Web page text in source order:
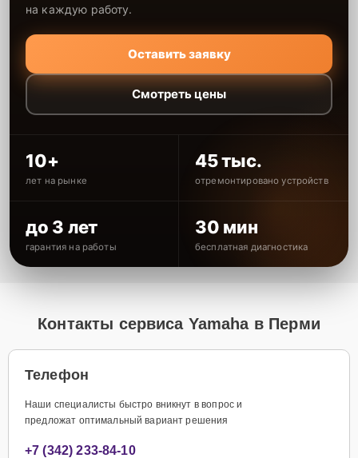
на каждую работу.
Оставить заявку
Смотреть цены
10+
лет на рынке
45 тыс.
отремонтировано устройств
до 3 лет
гарантия на работы
30 мин
бесплатная диагностика
Контакты сервиса Yamaha в Перми
Телефон
Наши специалисты быстро вникнут в вопрос и
предложат оптимальный вариант решения
+7 (342) 233-84-10